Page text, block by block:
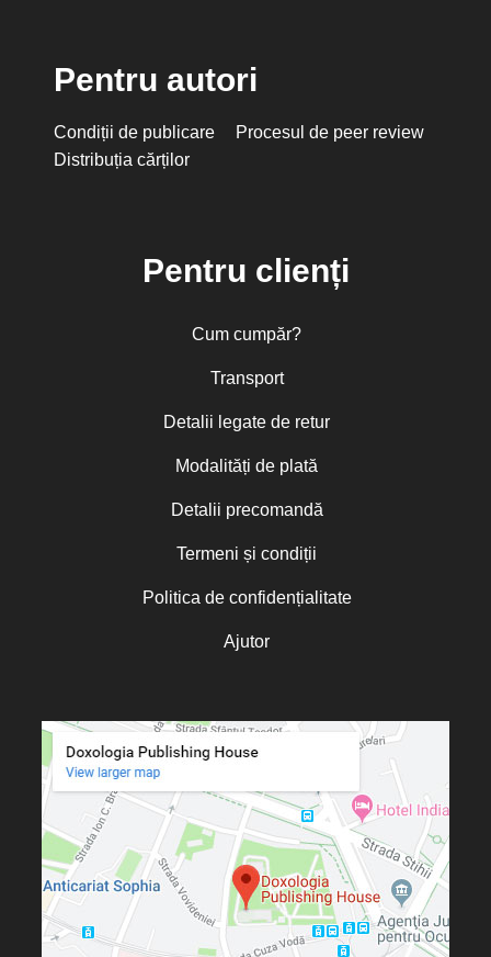
Pentru autori
Condiții de publicare
Procesul de peer review
Distribuția cărților
Pentru clienți
Cum cumpăr?
Transport
Detalii legate de retur
Modalități de plată
Detalii precomandă
Termeni și condiții
Politica de confidențialitate
Ajutor